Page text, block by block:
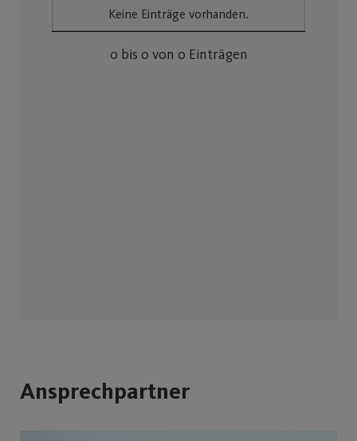
Keine Einträge vorhanden.
0 bis 0 von 0 Einträgen
Ansprechpartner